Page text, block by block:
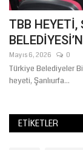
TBB HEYETİ,
Mayıs 6, 2026 0
Türkiye Belediyeler
heyeti, Şanlıurfa...
ETIKETLER